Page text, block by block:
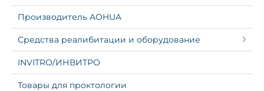
Производитель AOHUA
Средства реалибитации и оборудование
INVITRO/ИНВИТРО
Товары для проктологии